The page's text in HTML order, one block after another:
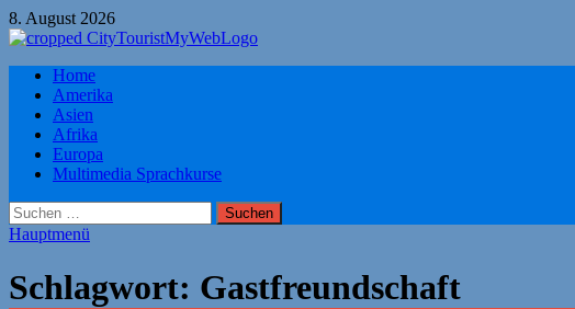
Zum
Inhalt
8. August 2026
Citytourist Reise Tipps
Urlaub, Ferien, Flüge, Freizeit, Reise
Home
Amerika
Asien
Afrika
Europa
Multimedia Sprachkurse
Suchen
nach:
Hauptmenü
Schlagwort: Gastfreundschaft